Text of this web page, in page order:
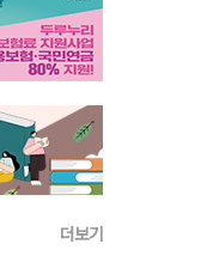
더보기